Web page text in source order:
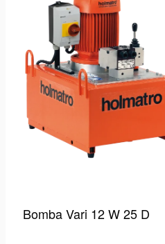
Bomba Vari 12 W 25 D